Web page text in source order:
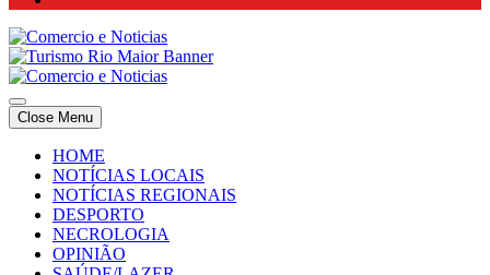
Comercio e Noticias
Notícias e Publicidade Online
Comercio e Noticias
Notícias e Publicidade Online
Close Menu
HOME
NOTÍCIAS LOCAIS
NOTÍCIAS REGIONAIS
DESPORTO
NECROLOGIA
OPINIÃO